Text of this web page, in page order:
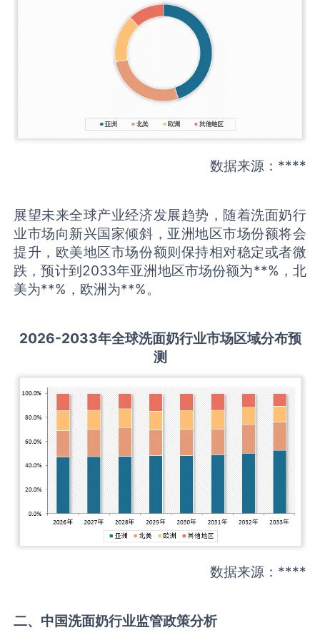
数据来源：****
展望未来全球产业经济发展趋势，随着洗面奶行
业市场向新兴国家倾斜，亚洲地区市场份额将会
提升，欧美地区市场份额则保持相对稳定或者微
跌，预计到2033年亚洲地区市场份额为**%，北
美为**%，欧洲为**%。
2026-2033年全球洗面奶行业市场区域分布预
测
数据来源：****
二、中国洗面奶行业监管政策分析